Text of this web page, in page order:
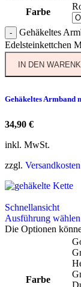
Farbe
-
Gehäkeltes
Edelsteinkettchen
IN DEN
Gehäkeltes Armband
34,90 €
inkl. MwSt.
zzgl. Versandkosten
Schnellansicht
Ausführung wählen
Die Optionen
Farbe